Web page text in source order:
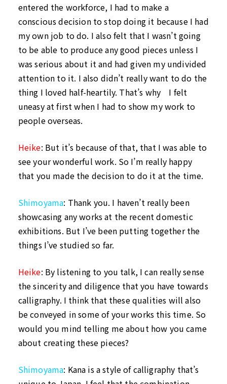
entered the workforce, I had to make a
conscious decision to stop doing it because I had
my own job to do. I also felt that I wasn’t going
to be able to produce any good pieces unless I
was serious about it and had given my undivided
attention to it. I also didn’t really want to do the
thing I loved half-heartily. That’s why I felt
uneasy at first when I had to show my work to
people overseas.
Heike: But it’s because of that, that I was able to
see your wonderful work. So I’m really happy
that you made the decision to do it at the time.
Shimoyama: Thank you. I haven’t really been
showcasing any works at the recent domestic
exhibitions. But I’ve been putting together the
things I’ve studied so far.
Heike: By listening to you talk, I can really sense
the sincerity and diligence that you have towards
calligraphy. I think that these qualities will also
be conveyed in some of your works this time. So
would you mind telling me about how you came
about creating these pieces?
Shimoyama: Kana is a style of calligraphy that’s